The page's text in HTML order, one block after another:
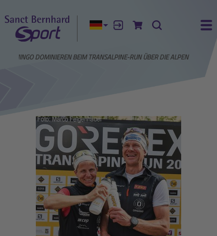
Aktuelle Sprache:
AnmeldenZum Warenkorb
Suche
MINGO DOMINIEREN BEIM TRANSALPINE-RUN ÜBER DIE ALPEN